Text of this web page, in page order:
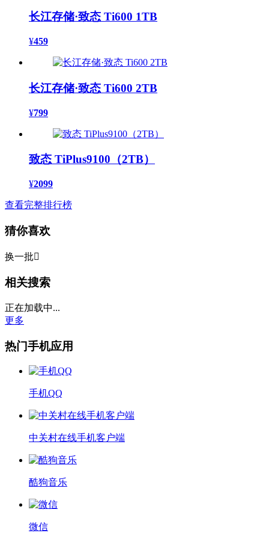
长江存储·致态 Ti600 1TB
¥459
长江存储·致态 Ti600 2TB
¥799
致态 TiPlus9100（2TB）
¥2099
查看完整排行榜
猜你喜欢
换一批
相关搜索
正在加载中...
更多
热门手机应用
手机QQ
中关村在线手机客户端
酷狗音乐
微信